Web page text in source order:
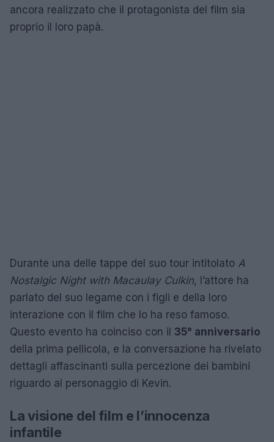
ancora realizzato che il protagonista del film sia
proprio il loro papà.
Durante una delle tappe del suo tour intitolato A
Nostalgic Night with Macaulay Culkin, l’attore ha
parlato del suo legame con i figli e della loro
interazione con il film che lo ha reso famoso.
Questo evento ha coinciso con il 35° anniversario
della prima pellicola, e la conversazione ha rivelato
dettagli affascinanti sulla percezione dei bambini
riguardo al personaggio di Kevin.
La visione del film e l’innocenza
infantile